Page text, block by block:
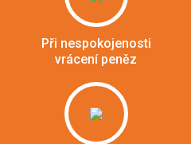
Při nespokojenosti
vrácení peněz